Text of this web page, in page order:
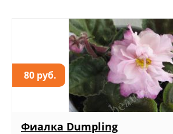
80 руб.
Фиалка Dumpling